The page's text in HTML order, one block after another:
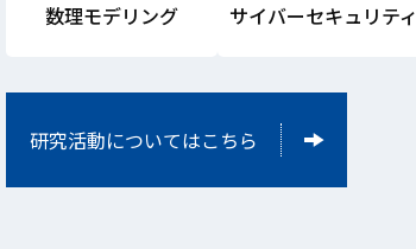
数理モデリング サイバーセキュリティ
研究活動についてはこちら